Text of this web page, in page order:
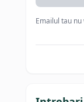
Emailul tau